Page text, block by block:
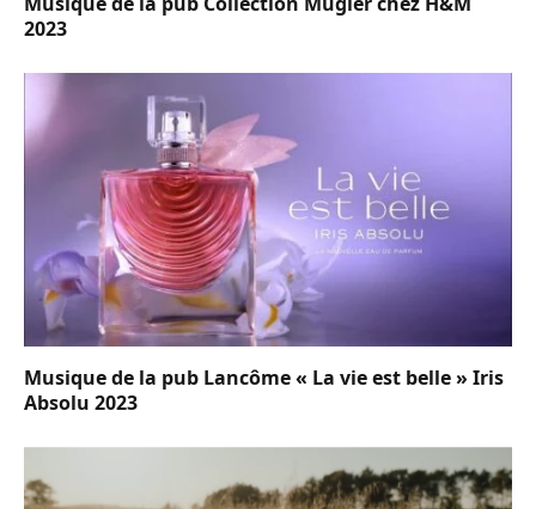
2023
Musique de la pub Lancôme « La vie est belle » Iris
Absolu 2023